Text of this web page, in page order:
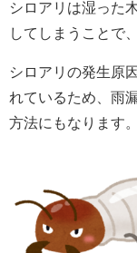
シロアリは湿った
してしまうことで
シロアリの発生原
れているため、雨
方法にもなります。